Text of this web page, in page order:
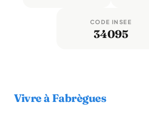
CODE INSEE
34095
Vivre à Fabrègues